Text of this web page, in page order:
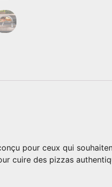
pour ceux qui
cuire des pizzas